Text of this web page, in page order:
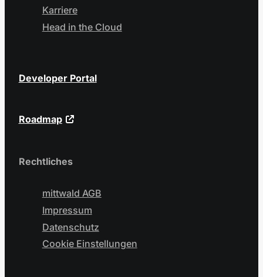
Karriere
Head in the Cloud
Developer Portal
Roadmap
Rechtliches
mittwald AGB
Impressum
Datenschutz
Cookie Einstellungen